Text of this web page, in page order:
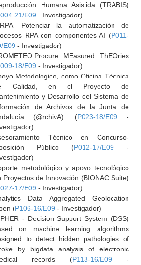
Humana Asistida (TRABIS)
21/E09 - Investigador)
Potenciar la automatización de
RPA con componentes AI (P011-
E09 - Investigador)
MEasured ThEOries
18/E09 - Investigador)
Metodológico, como Oficina Técnica
Calidad, en el Proyecto de
y Desarrollo del Sistema de
de Archivos de la Junta de
(@rchivA). (P023-18/E09 -
Técnico en Concurso-
Público (P012-17/E09 -
metodológico y apoyo tecnológico
Proyectos de Innovación (BIONAC Suite)
17/E09 - Investigador)
Data Aggregated Geolocation
(P106-16/E09 - Investigador)
- Decision Support System (DSS)
on machine learning algorithms
to detect hidden pathologies of
by bigdata analysis of electronic
records (P113-16/E09 -